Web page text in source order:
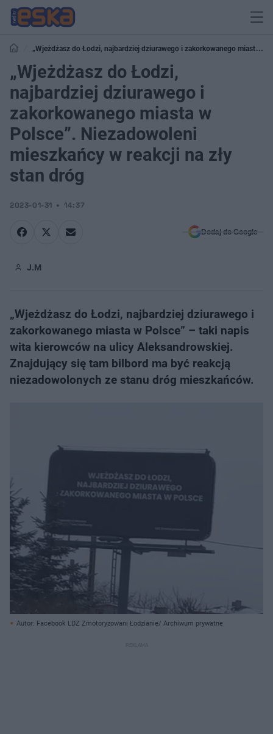
„Wjeżdżasz do Łodzi, najbardziej dziurawego i zakorkowanego miasta w
Polsce”. Niezadowoleni mieszkańcy w reakcji na zły stan dróg
„Wjeżdżasz do Łodzi,
najbardziej dziurawego i
zakorkowanego miasta w
Polsce”. Niezadowoleni
mieszkańcy w reakcji na zły
stan dróg
2023-01-31 14:37
Dodaj do Google
J.M
„Wjeżdżasz do Łodzi, najbardziej dziurawego i
zakorkowanego miasta w Polsce” – taki napis
wita kierowców na ulicy Aleksandrowskiej.
Znajdujący się tam bilbord ma być reakcją
niezadowolonych ze stanu dróg mieszkańców.
Autor: Facebook LDZ Zmotoryzowani Łodzianie/ Archiwum prywatne